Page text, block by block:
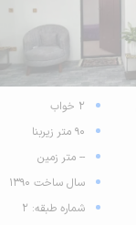
2 خواب
90 متر زیربنا
-- متر زمین
سال ساخت 1390
شماره طبقه: 2